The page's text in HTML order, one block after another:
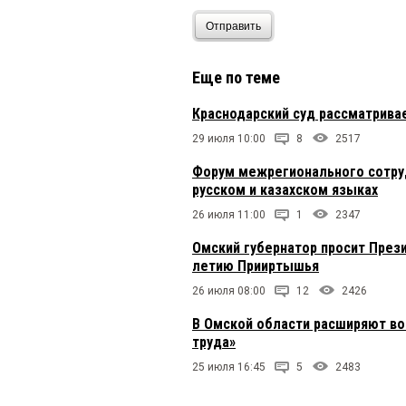
Так работа этих людей
3 апреля 2025 в 17:25:
Бульвара
кабинетам и пить
даже подумать боюсь.
Федя
Ещё один
ну так понятно
Отправить
Еще по теме
Краснодарский суд
29 июля 10:00 8 2517
Форум межрегионального
русском и казахском языках
26 июля 11:00 1 2347
Омский губернатор просит
летию Прииртышья
26 июля 08:00 12 2426
В Омской области расширяют
труда»
25 июля 16:45 5 2483